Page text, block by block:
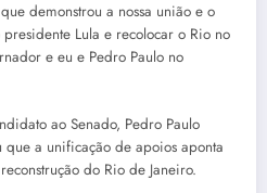
demonstrou a nossa união e o
Lula e recolocar o Rio no
e eu e Pedro Paulo no
ao Senado, Pedro Paulo
que a unificação de apoios aponta
do Rio de Janeiro.